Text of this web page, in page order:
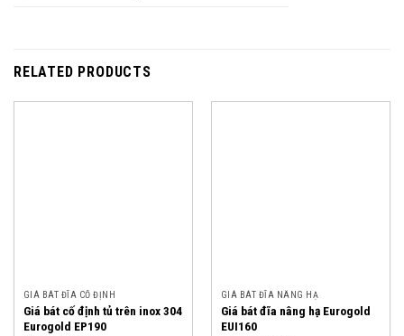
RELATED PRODUCTS
GIÁ BÁT ĐĨA CỐ ĐỊNH
Giá bát cố định tủ trên inox 304
Eurogold EP190
GIÁ BÁT ĐĨA NÂNG HẠ
Giá bát đĩa nâng hạ Eurogold
EUI160